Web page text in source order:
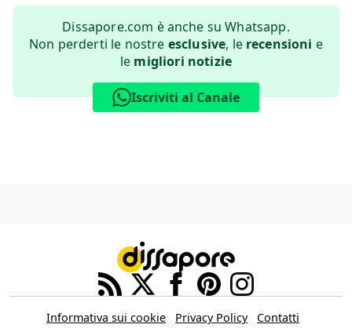
Dissapore.com è anche su Whatsapp.
Non perderti le nostre esclusive, le recensioni e
le migliori notizie
Iscriviti al Canale
Informativa sui cookie Privacy Policy
Contatti